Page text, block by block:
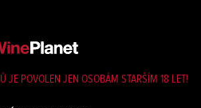
JE POVOLEN JEN OSOBÁM STARŠÍM 18 LET!